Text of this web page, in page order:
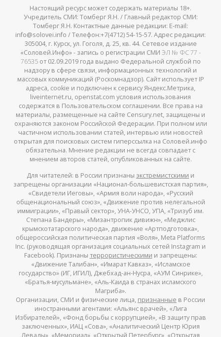
Настоящий ресурс может содержать материалы 18+.
Учредитель СМИ: Томберг Я.Н. / Главный редактор СМИ:
Томберг Я.Н. Контактные данные редакции: E-mail:
info@solovei.info / Телефон:+7(4712) 54-15-57. Адрес редакции:
305004, г. Курск, ул. Гоголя, д. 25, кв. 44. Сетевое издание
«Соловей.Инфо» - запись о регистрации СМИ ЭЛ № ФС 77 -
76535от 02.09.2019 года выдано Федеральной службой по
надзору в сфере связи, информационных технологий и
массовых коммуникаций (Роскомнадзор). Сайт использует IP
адреса, cookie и подключен к сервису Яндекс.Метрика,
liveinternet.ru, openstat.com условия использования
содержатся в Пользовательском соглашении. Все права на
материалы, размещенные на сайте Censury.net, защищены и
охраняются законом Российской Федерации. При полном или
частичном использовании статей, интервью или новостей
открытая для поисковых систем гиперссылка на Соловей.инфо
обязательна. Мнение редакции не всегда совпадает с
мнением авторов статей, опубликованных на сайте.
Для читателей: в России признаны экстремистскими и
запрещены организации «Национал-большевистская партия»,
«Свидетели Иеговы», «Армия воли народа», «Русский
общенациональный союз», «Движение против нелегальной
иммиграции», «Правый сектор», УНА-УНСО, УПА, «Тризуб им.
Степана Бандеры», «Мизантропик дивижн», «Меджлис
крымскотатарского народа», движение «Артподготовка»,
общероссийская политическая партия «Воля», Meta Platforms
Inc. (руководящая организация социальных сетей Instagram и
Facebook). Признаны террористическими и запрещены:
«Движение Талибан», «Имарат Кавказ», «Исламское
государство» (ИГ, ИГИЛ), Джебхад-ан-Нусра, «АУМ Синрике»,
«Братья-мусульмане», «Аль-Каида в странах исламского
Магриба».
Организации, СМИ и физические лица, признанные в России
иностранными агентами: «Альянс врачей», «Лига
Избирателей», «Фонд борьбы с коррупцией», «В защиту прав
заключенных», ИАЦ «Сова», «Аналитический Центр Юрия
Левады», «Мемориал», «Открытый Петербург», «Открытая